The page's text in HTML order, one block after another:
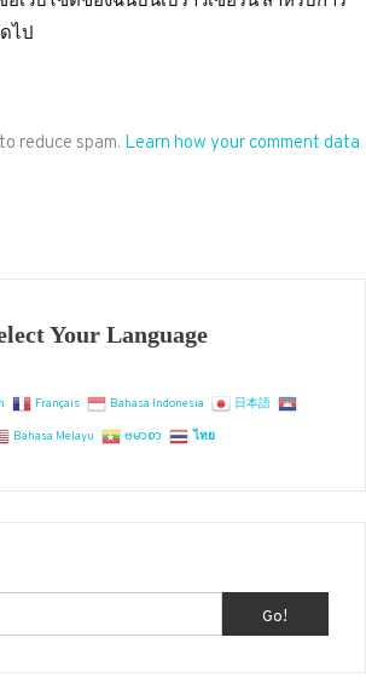
ไป
reduce spam. Learn how your comment data
Your Language
Français Bahasa Indonesia 日本語
Bahasa Melayu ဗမာစာ ไทย
Go!